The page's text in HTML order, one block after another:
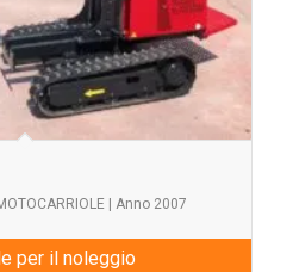
| Anno 2007
per il noleggio